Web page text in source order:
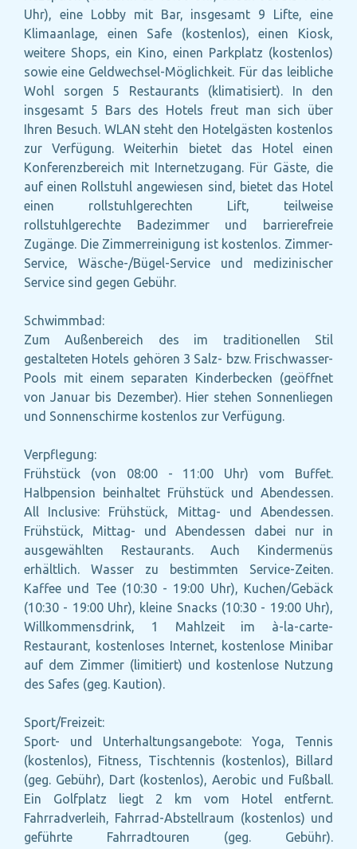
Uhr), eine Lobby mit Bar, insgesamt 9 Lifte, eine
Klimaanlage, einen Safe (kostenlos), einen Kiosk,
weitere Shops, ein Kino, einen Parkplatz (kostenlos)
sowie eine Geldwechsel-Möglichkeit. Für das leibliche
Wohl sorgen 5 Restaurants (klimatisiert). In den
insgesamt 5 Bars des Hotels freut man sich über
Ihren Besuch. WLAN steht den Hotelgästen kostenlos
zur Verfügung. Weiterhin bietet das Hotel einen
Konferenzbereich mit Internetzugang. Für Gäste, die
auf einen Rollstuhl angewiesen sind, bietet das Hotel
einen rollstuhlgerechten Lift, teilweise
rollstuhlgerechte Badezimmer und barrierefreie
Zugänge. Die Zimmerreinigung ist kostenlos. Zimmer-
Service, Wäsche-/Bügel-Service und medizinischer
Service sind gegen Gebühr.
Schwimmbad:
Zum Außenbereich des im traditionellen Stil
gestalteten Hotels gehören 3 Salz- bzw. Frischwasser-
Pools mit einem separaten Kinderbecken (geöffnet
von Januar bis Dezember). Hier stehen Sonnenliegen
und Sonnenschirme kostenlos zur Verfügung.
Verpflegung:
Frühstück (von 08:00 - 11:00 Uhr) vom Buffet.
Halbpension beinhaltet Frühstück und Abendessen.
All Inclusive: Frühstück, Mittag- und Abendessen.
Frühstück, Mittag- und Abendessen dabei nur in
ausgewählten Restaurants. Auch Kindermenüs
erhältlich. Wasser zu bestimmten Service-Zeiten.
Kaffee und Tee (10:30 - 19:00 Uhr), Kuchen/Gebäck
(10:30 - 19:00 Uhr), kleine Snacks (10:30 - 19:00 Uhr),
Willkommensdrink, 1 Mahlzeit im à-la-carte-
Restaurant, kostenloses Internet, kostenlose Minibar
auf dem Zimmer (limitiert) und kostenlose Nutzung
des Safes (geg. Kaution).
Sport/Freizeit:
Sport- und Unterhaltungsangebote: Yoga, Tennis
(kostenlos), Fitness, Tischtennis (kostenlos), Billard
(geg. Gebühr), Dart (kostenlos), Aerobic und Fußball.
Ein Golfplatz liegt 2 km vom Hotel entfernt.
Fahrradverleih, Fahrrad-Abstellraum (kostenlos) und
geführte Fahrradtouren (geg. Gebühr).